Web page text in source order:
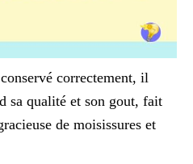
correctement, il
sa qualité et son gout, fait
de moisissures et